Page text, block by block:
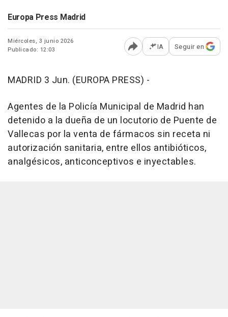
Europa Press Madrid
Miércoles, 3 junio 2026
Publicado: 12:03
Abrir opciones para
IA Seguir en
MADRID 3 Jun. (EUROPA PRESS) -
Agentes de la Policía Municipal de Madrid han
detenido a la dueña de un locutorio de Puente de
Vallecas por la venta de fármacos sin receta ni
autorización sanitaria, entre ellos antibióticos,
analgésicos, anticonceptivos e inyectables.